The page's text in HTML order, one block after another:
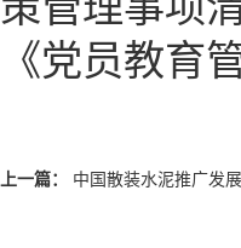
《党员教育
上一篇： 中国散装水泥推广发